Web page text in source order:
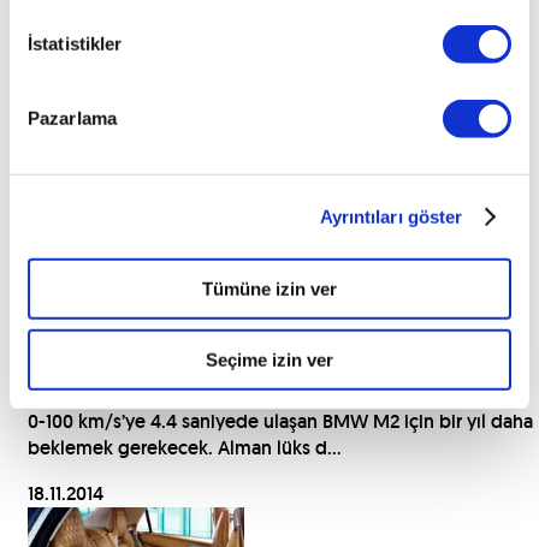
İstatistikler
Pazarlama
Ayrıntıları göster
Tümüne izin ver
Seçime izin ver
İlginizi çekebilecek haberler
0-100 km/s’ye 4.4 saniyede ulaşan BMW M2 için bir yıl daha
beklemek gerekecek. Alman lüks d...
18.11.2014